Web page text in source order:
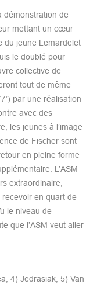
démonstration de
mettant un cœur
du jeune Lemardelet
le doublé pour
collective de
tout de même
par une réalisation
avec des
les jeunes à l’image
de Fischer sont
en pleine forme
L’ASM
extraordinaire,
en quart de
le niveau de
que l’ASM veut aller
4) Jedrasiak, 5) Van